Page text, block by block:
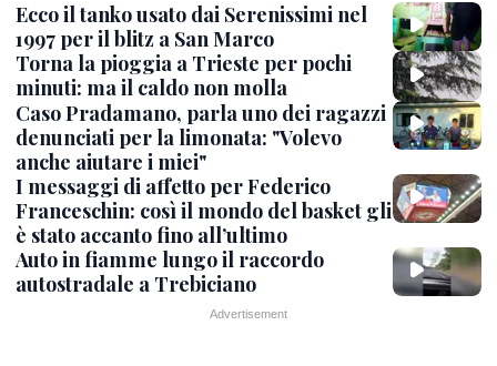
Ecco il tanko usato dai Serenissimi nel
1997 per il blitz a San Marco
Torna la pioggia a Trieste per pochi
minuti: ma il caldo non molla
Caso Pradamano, parla uno dei ragazzi
denunciati per la limonata: "Volevo
anche aiutare i miei"
I messaggi di affetto per Federico
Franceschin: così il mondo del basket gli
è stato accanto fino all’ultimo
Auto in fiamme lungo il raccordo
autostradale a Trebiciano